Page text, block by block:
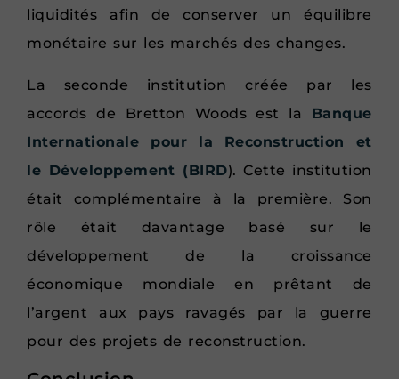
liquidités afin de conserver un équilibre
monétaire sur les marchés des changes.
La seconde institution créée par les
accords de Bretton Woods est la Banque
Internationale pour la Reconstruction et
le Développement (BIRD). Cette institution
était complémentaire à la première. Son
rôle était davantage basé sur le
développement de la croissance
économique mondiale en prêtant de
l’argent aux pays ravagés par la guerre
pour des projets de reconstruction.